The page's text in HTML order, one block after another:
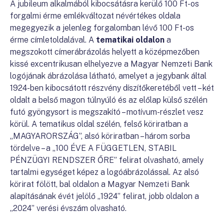
A jubileum alkalmából kibocsátásra kerülő 100 Ft-os
forgalmi érme emlékváltozat névértékes oldala
megegyezik a jelenleg forgalomban lévő 100 Ft-os
érme címletoldalával. A tematikai oldalon a
megszokott címerábrázolás helyett a középmezőben
kissé excentrikusan elhelyezve a Magyar Nemzeti Bank
logójának ábrázolása látható, amelyet a jegybank által
1924-ben kibocsátott részvény díszítőkeretéből vett – két
oldalt a belső magon túlnyúló és az előlap külső szélén
futó gyöngysort is megszakító – motívum-részlet vesz
körül. A tematikus oldal szélén, felső köriratban a
„MAGYARORSZÁG”, alsó köriratban – három sorba
tördelve – a „100 ÉVE A FÜGGETLEN, STABIL
PÉNZÜGYI RENDSZER ŐRE” felirat olvasható, amely
tartalmi egységet képez a logóábrázolással. Az alsó
körirat fölött, bal oldalon a Magyar Nemzeti Bank
alapításának évét jelölő „1924” felirat, jobb oldalon a
„2024” verési évszám olvasható.